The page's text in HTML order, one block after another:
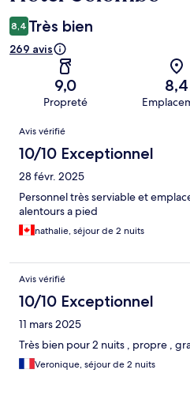
8,4 Très bien
269 avis
9,0
Propreté
8,4
Avis
Avis vérifié
10/10 Exceptionnel
28 févr. 2025
Personnel très serviable et
alentours a pied
nathalie, séjour de 2 nuits
Avis vérifié
10/10 Exceptionnel
11 mars 2025
Très bien pour 2 nuits , propre ,
Veronique, séjour de 2 nuits